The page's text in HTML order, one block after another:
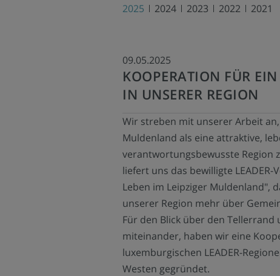
2025 2024 2023 2022 2021
09.05.2025
KOOPERATION FÜR EIN
IN UNSERER REGION
Wir streben mit unserer Arbeit
Muldenland als eine attraktive,
verantwortungsbewusste Region
liefert uns das bewilligte LEADER-
Leben im Leipziger Muldenland",
unserer Region mehr über
Für den Blick über den Tellerrand
miteinander, haben wir eine
luxemburgischen LEADER-
Westen gegründet.